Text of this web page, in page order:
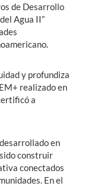
de Desarrollo
Agua II”
y profundiza
realizado en
a
en
construir
conectados
En el